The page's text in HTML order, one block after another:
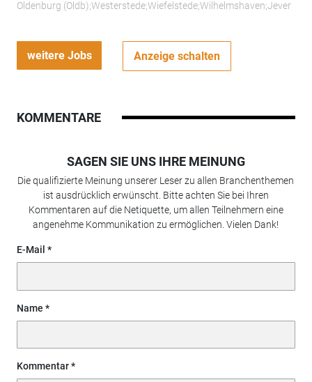
Oldenburg (Oldb);Westerstede;Wiefelstede;Wilhelmshaven;Jever
weitere Jobs Anzeige schalten
KOMMENTARE
SAGEN SIE UNS IHRE MEINUNG
Die qualifizierte Meinung unserer Leser zu allen Branchenthemen
ist ausdrücklich erwünscht. Bitte achten Sie bei Ihren
Kommentaren auf die Netiquette, um allen Teilnehmern eine
angenehme Kommunikation zu ermöglichen. Vielen Dank!
E-Mail
Name
Kommentar